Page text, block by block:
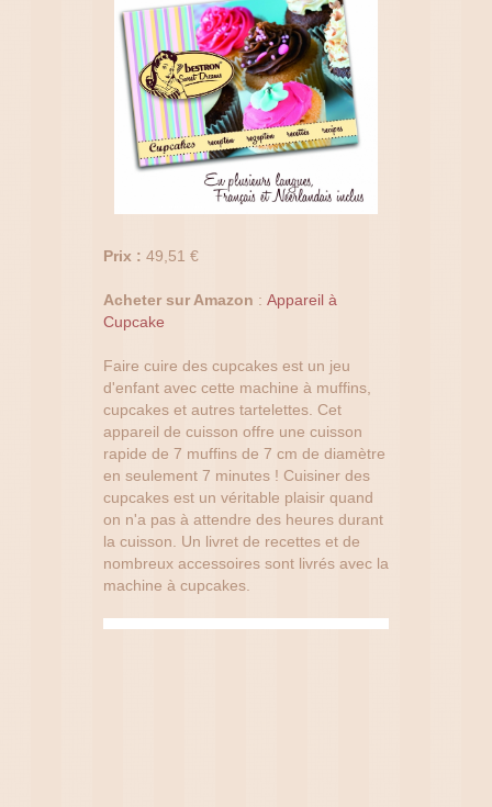
Prix : 49,51 €
Acheter sur Amazon : Appareil à
Cupcake
Faire cuire des cupcakes est un jeu
d'enfant avec cette machine à muffins,
cupcakes et autres tartelettes. Cet
appareil de cuisson offre une cuisson
rapide de 7 muffins de 7 cm de diamètre
en seulement 7 minutes ! Cuisiner des
cupcakes est un véritable plaisir quand
on n'a pas à attendre des heures durant
la cuisson. Un livret de recettes et de
nombreux accessoires sont livrés avec la
machine à cupcakes.